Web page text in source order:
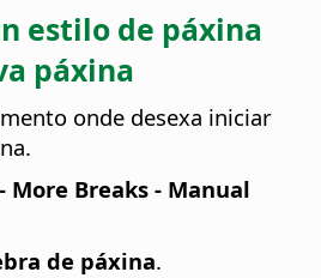
estilo de páxina
páxina
onde desexa iniciar
More Breaks - Manual
de páxina.